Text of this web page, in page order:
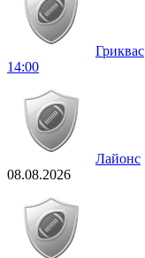
Гриквас
14:00
Лайонс
08.08.2026